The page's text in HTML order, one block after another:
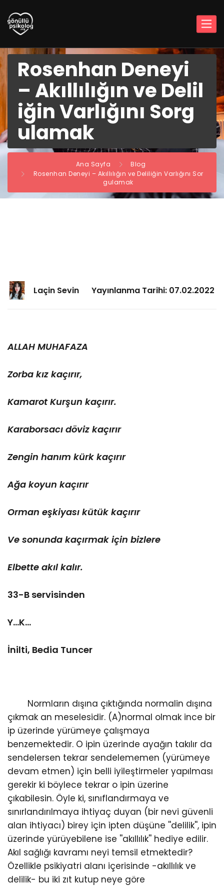
Rosenhan Deneyi
– Akıllılığın ve Delil
iğin Varlığını Sorg
ulamak
Ana Sayfa
Blog
Rosenhan Deneyi – Akıllılığın ve Deliliğin Varlığını Sor
gulamak
Laçin Sevin Yayınlanma Tarihi: 07.02.2022
ALLAH MUHAFAZA
Zorba kız kaçırır,
Kamarot Kurşun kaçırır.
Karaborsacı döviz kaçırır
Zengin hanım kürk kaçırır
Ağa koyun kaçırır
Orman eşkiyası kütük kaçırır
Ve sonunda kaçırmak için bizlere
Elbette akıl kalır.
33-B servisinden
Y...K...
İnilti, Bedia Tuncer
Normların dışına çıktığında normalin dışına
çıkmak an meselesidir. (A)normal olmak ince bir
ip üzerinde yürümeye çalışmaya
benzemektedir. O ipin üzerinde ayağın takılır da
sendelersen tekrar sendelememen (yürümeye
devam etmen) için belli iyileştirmeler yapılması
gerekir ki böylece tekrar o ipin üzerine
çıkabilesin. Öyle ki, sınıflandırmaya ve
sınırlandırılmaya ihtiyaç duyan (bir nevi güvenli
alan ihtiyacı) birey için ipten düşüne ''delilik'', ipin
üzerinde yürüyebilene ise ''akıllılık'' hediye edilir.
Akıl sağlığı kavramı neyi temsil etmektedir?
Özellikle psikiyatri alanı içerisinde -akıllılık ve
delilik- bu iki zıt kutup neye göre